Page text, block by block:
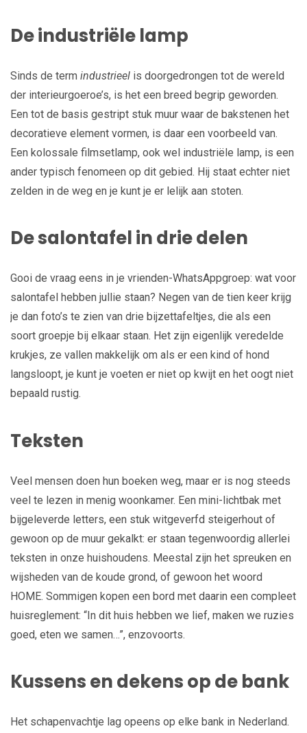
De industriële lamp
Sinds de term industrieel is doorgedrongen tot de wereld
der interieurgoeroe’s, is het een breed begrip geworden.
Een tot de basis gestript stuk muur waar de bakstenen het
decoratieve element vormen, is daar een voorbeeld van.
Een kolossale filmsetlamp, ook wel industriële lamp, is een
ander typisch fenomeen op dit gebied. Hij staat echter niet
zelden in de weg en je kunt je er lelijk aan stoten.
De salontafel in drie delen
Gooi de vraag eens in je vrienden-WhatsAppgroep: wat voor
salontafel hebben jullie staan? Negen van de tien keer krijg
je dan foto’s te zien van drie bijzettafeltjes, die als een
soort groepje bij elkaar staan. Het zijn eigenlijk veredelde
krukjes, ze vallen makkelijk om als er een kind of hond
langsloopt, je kunt je voeten er niet op kwijt en het oogt niet
bepaald rustig.
Teksten
Veel mensen doen hun boeken weg, maar er is nog steeds
veel te lezen in menig woonkamer. Een mini-lichtbak met
bijgeleverde letters, een stuk witgeverfd steigerhout of
gewoon op de muur gekalkt: er staan tegenwoordig allerlei
teksten in onze huishoudens. Meestal zijn het spreuken en
wijsheden van de koude grond, of gewoon het woord
HOME. Sommigen kopen een bord met daarin een compleet
huisreglement: “In dit huis hebben we lief, maken we ruzies
goed, eten we samen…”, enzovoorts.
Kussens en dekens op de bank
Het schapenvachtje lag opeens op elke bank in Nederland.